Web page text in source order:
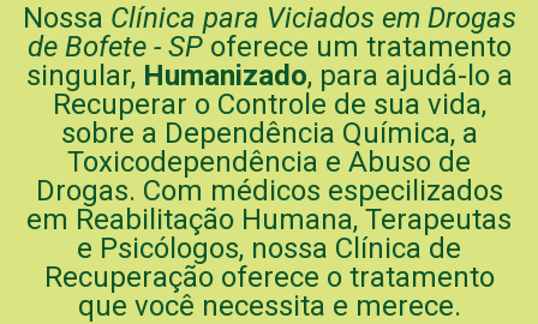
Nossa Clínica para Viciados em Drogas
de Bofete - SPoferece um tratamento
singular, Humanizado, para ajudá-lo a
Recuperar o Controle de sua vida,
sobre a Dependência Química, a
Toxicodependência e Abuso de
Drogas. Com médicos especilizados
em Reabilitação Humana, Terapeutas
e Psicólogos, nossa Clínica de
Recuperação oferece o tratamento
que você necessita e merece.